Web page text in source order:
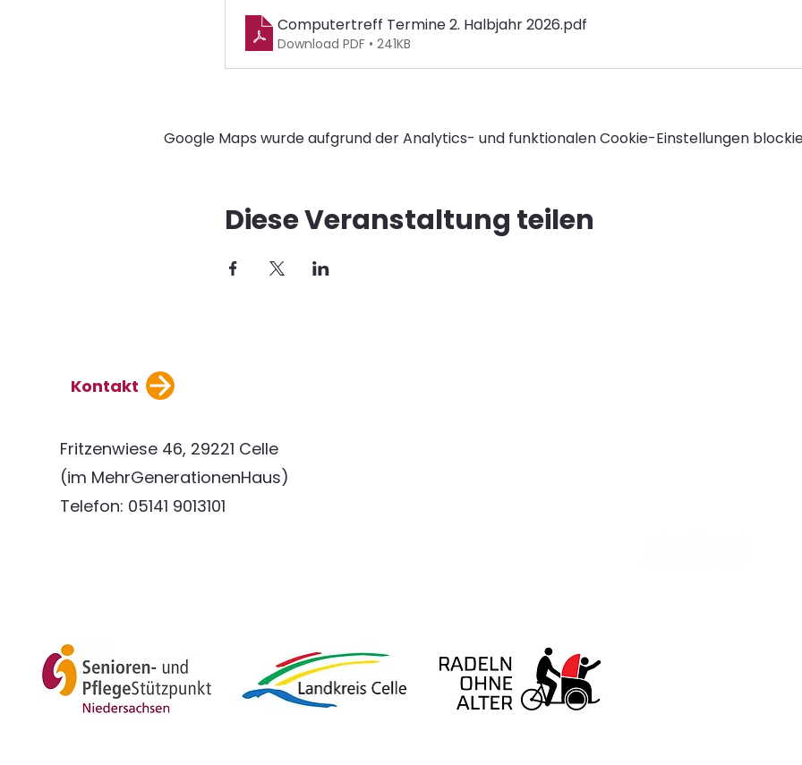
Computertreff Termine 2. Halbjahr 2026.pdf
Download PDF • 241KB
Google Maps wurde aufgrund der Analytics- und funktionalen Cookie-Einstellungen
Diese Veranstaltung teilen
Kontakt
Fritzenwiese 46, 29221 Celle
(im MehrGenerationenHaus)
Telefon: 05141 9013101